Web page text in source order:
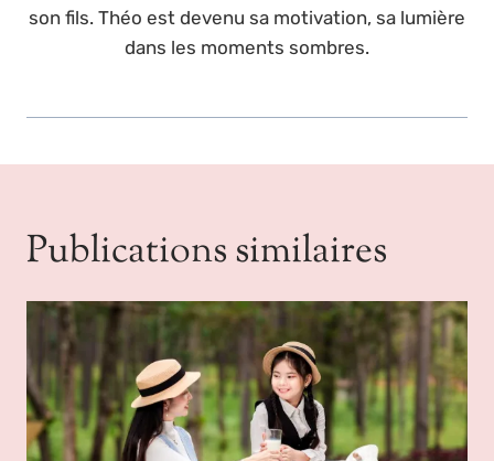
son fils. Théo est devenu sa motivation, sa lumière
dans les moments sombres.
Publications similaires